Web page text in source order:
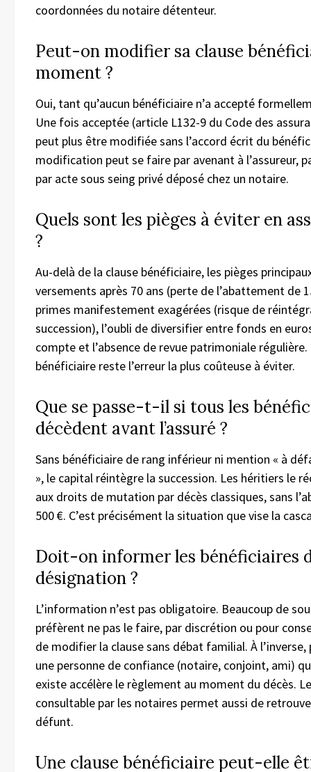
coordonnées du notaire détenteur.
Peut-on modifier sa clause
moment ?
Oui, tant qu’aucun bénéficiaire n’a accepté
Une fois acceptée (article L132-9 du Code des
peut plus être modifiée sans l’accord écrit du
modification peut se faire par avenant à l’assureur,
par acte sous seing privé déposé chez un notaire.
Quels sont les pièges à éviter en
?
Au-delà de la clause bénéficiaire, les pièges
versements après 70 ans (perte de l’abattement de
primes manifestement exagérées (risque de
succession), l’oubli de diversifier entre fonds en
compte et l’absence de revue patrimoniale régulière.
bénéficiaire reste l’erreur la plus coûteuse à éviter.
Que se passe-t-il si tous les
décèdent avant l’assuré ?
Sans bénéficiaire de rang inférieur ni mention « à
», le capital réintègre la succession. Les héritiers le
aux droits de mutation par décès classiques, sans
500 €. C’est précisément la situation que vise la
Doit-on informer les bénéficiaires
désignation ?
L’information n’est pas obligatoire. Beaucoup de
préfèrent ne pas le faire, par discrétion ou pour
de modifier la clause sans débat familial. À l’inverse,
une personne de confiance (notaire, conjoint, ami)
existe accélère le règlement au moment du décès.
consultable par les notaires permet aussi de
défunt.
Une clause bénéficiaire peut-elle